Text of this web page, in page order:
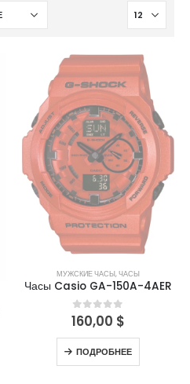
НЕТ В НАЛИЧИИ
МУЖСКИЕ ЧАСЫ,ЧАСЫ
Часы Casio GA-150A-4AER
0out of 5
160,00 $
ПОДРОБНЕЕ